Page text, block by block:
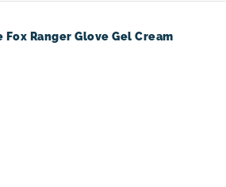
Ranger Glove Gel Cream